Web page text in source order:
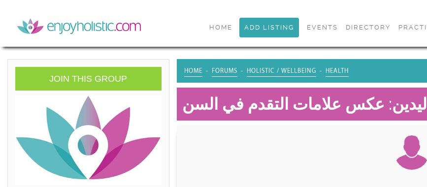
HOME ADD LISTING EVENTS DIRECTORY
JOIN THIS GROUP
HOME FORUMS HOLISTIC / WELLBEING HEALTH
عكس علامات التقدم في السن